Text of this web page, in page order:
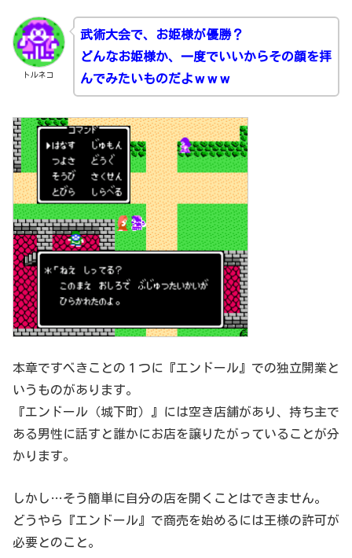
トルネコ
武術大会で、お姫様が優勝？
どんなお姫様か、一度でいいからその顔を拝
んでみたいものだよｗｗｗ
本章ですべきことの１つに『エンドール』での独立開業と
いうものがあります。
『エンドール（城下町）』には空き店舗があり、持ち主で
ある男性に話すと誰かにお店を譲りたがっていることが分
かります。
しかし…そう簡単に自分の店を開くことはできません。
どうやら『エンドール』で商売を始めるには王様の許可が
必要とのこと。